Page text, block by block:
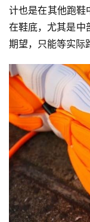
计也是在其他跑鞋
在鞋底，尤其是中
期望，只能等实际